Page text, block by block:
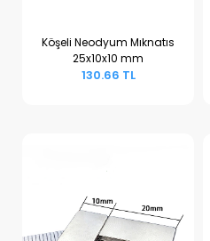
Sepete Ekle
Köşeli Neodyum Mıknatıs
25x10x10 mm
130.66 TL